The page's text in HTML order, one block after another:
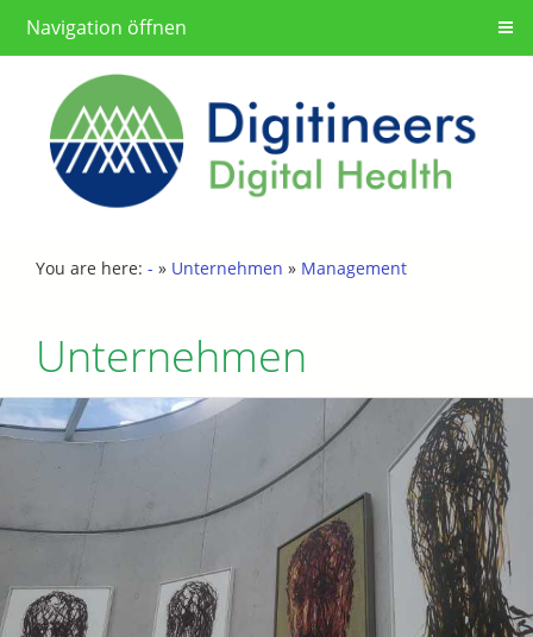
Navigation öffnen
You are here: - » Unternehmen » Management
Unternehmen